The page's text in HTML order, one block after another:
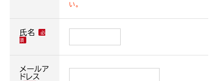
い。
氏名
メールア
ドレス